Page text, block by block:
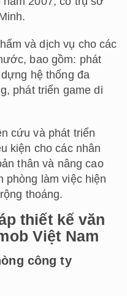
và dịch vụ cho các
bao gồm: phát
hệ thống đa
phát triển game di
cứu và phát triển
kiện cho các nhân
thân và nâng cao
phòng làm việc hiện
thoáng.
thiết kế văn
Việt Nam
công ty